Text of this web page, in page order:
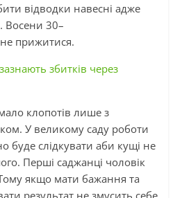
відводки навесні адже
Восени 30–
прижитися.
збитків через
клопотів лише з
У великому саду роботи
буде слідкувати аби кущі не
Перші саджанці чоловік
якщо мати бажання та
результат не змусить себе